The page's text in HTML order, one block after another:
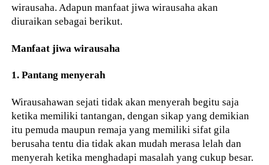
wirausaha. Adapun manfaat jiwa wirausaha akan
diuraikan sebagai berikut.
Manfaat jiwa wirausaha
1. Pantang menyerah
Wirausahawan sejati tidak akan menyerah begitu saja
ketika memiliki tantangan, dengan sikap yang demikian
itu pemuda maupun remaja yang memiliki sifat gila
berusaha tentu dia tidak akan mudah merasa lelah dan
menyerah ketika menghadapi masalah yang cukup besar.